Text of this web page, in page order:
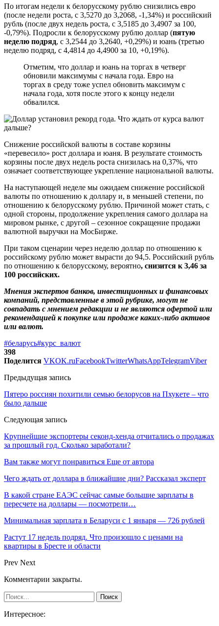
По итогам недели к белорусскому рублю снизились евро
(после недели роста, с 3,5270 до 3,2068, -1,34%) и российский
рубль (после двух недель роста, с 3,5185 до 3,4907 за 100,
-0,79%). Подросли к белорусскому рублю доллар (пятую
неделю подряд, с 3,2544 до 3,2640, +0,29%) и юань (третью
неделю подряд, с 4,4814 до 4,4900 за 10, +0,19%).
Отметим, что доллар и юань на торгах в четверг
обновили максимумы с начала года. Евро на
торгах в среду тоже успел обновить максимум с
начала года, хотя после этого к концу недели
обвалился.
Снижение российской валюты в составе корзины
«перевесило» рост доллара и юаня. В результате стоимость
корзины после двух недель роста снизилась на 0,37%, что
означает соответствующее укрепление национальной валюты.
На наступающей неделе мы ожидаем снижение российской
валюты по отношению к доллару и, в меньшей степени, по
отношению к белорусскому рублю. Причиной может стать, с
одной стороны, продолжение укрепления самого доллара на
мировом рынке, с другой – сезонное сокращение продажи
валютной выручки на МосБирже.
При таком сценарии через неделю доллар по отношению к
российскому рублю может вырасти до 94,5. Российский рубль
по отношению к белорусскому, вероятно, снизится к 3,46 за
100 российских.
Мнения экспертов банков, инвестиционных и финансовых
компаний, представленные в этой рубрике, могут не
совпадать с мнением редакции и не являются офертой или
рекомендацией к покупке или продаже каких-либо активов
или валют.
#беларусь#курс_валют
398
Поделится VKOK.ruFacebookTwitterWhatsAppTelegramViber
Предыдущая запись
Пятеро россиян похитили семью белорусов на Пхукете – что
было дальше
Следующая запись
Крупнейшие экспортеры секонд-хенда отчитались о продажах
за прошлый год. Сколько заработали?
Вам также могут понравиться Еще от автора
Чего ждать от доллара в ближайшие дни? Рассказал эксперт
В какой стране ЕАЭС сейчас самые большие зарплаты в
пересчете на доллары — посмотрели…
Минимальная зарплата в Беларуси с 1 января — 726 рублей
Растут 17 недель подряд. Что произошло с ценами на
квартиры в Бресте и области
Prev Next
Комментарии закрыты.
Интересное: